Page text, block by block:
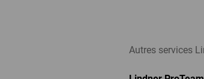
Autres services